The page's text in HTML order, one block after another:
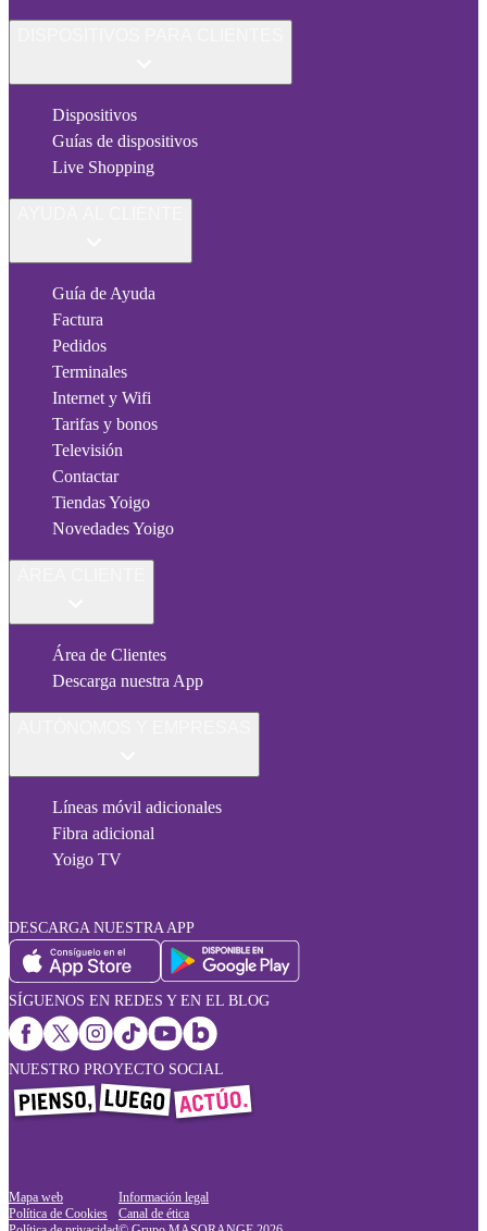
Dispositivos
Guías de dispositivos
Live Shopping
Guía de Ayuda
Factura
Pedidos
Terminales
Internet y Wifi
Tarifas y bonos
Televisión
Contactar
Tiendas Yoigo
Novedades Yoigo
Área de Clientes
Descarga nuestra App
Líneas móvil adicionales
Fibra adicional
Yoigo TV
DESCARGA NUESTRA APP
SÍGUENOS EN REDES Y EN EL BLOG
NUESTRO PROYECTO SOCIAL
Mapa web
Política de Cookies
Información legal
Canal de ética